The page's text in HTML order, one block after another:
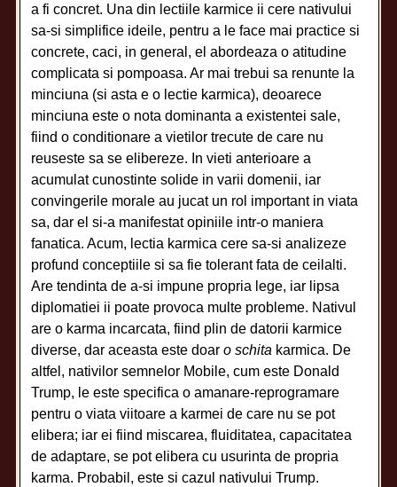
a fi concret. Una din lectiile karmice ii cere nativului
sa-si simplifice ideile, pentru a le face mai practice si
concrete, caci, in general, el abordeaza o atitudine
complicata si pompoasa. Ar mai trebui sa renunte la
minciuna (si asta e o lectie karmica), deoarece
minciuna este o nota dominanta a existentei sale,
fiind o conditionare a vietilor trecute de care nu
reuseste sa se elibereze. In vieti anterioare a
acumulat cunostinte solide in varii domenii, iar
convingerile morale au jucat un rol important in viata
sa, dar el si-a manifestat opiniile intr-o maniera
fanatica. Acum, lectia karmica cere sa-si analizeze
profund conceptiile si sa fie tolerant fata de ceilalti.
Are tendinta de a-si impune propria lege, iar lipsa
diplomatiei ii poate provoca multe probleme. Nativul
are o karma incarcata, fiind plin de datorii karmice
diverse, dar aceasta este doaro schita karmica. De
altfel, nativilor semnelor Mobile, cum este Donald
Trump, le este specifica o amanare-reprogramare
pentru o viata viitoare a karmei de care nu se pot
elibera; iar ei fiind miscarea, fluiditatea, capacitatea
de adaptare, se pot elibera cu usurinta de propria
karma. Probabil, este si cazul nativului Trump.